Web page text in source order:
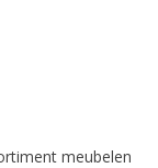
meubelen